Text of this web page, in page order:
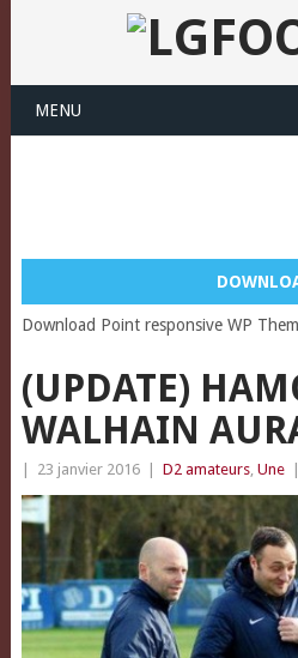
MENU
Download Point responsive WP
(UPDATE)
WALHAIN
23 janvier 2016 D2 amateurs, Une